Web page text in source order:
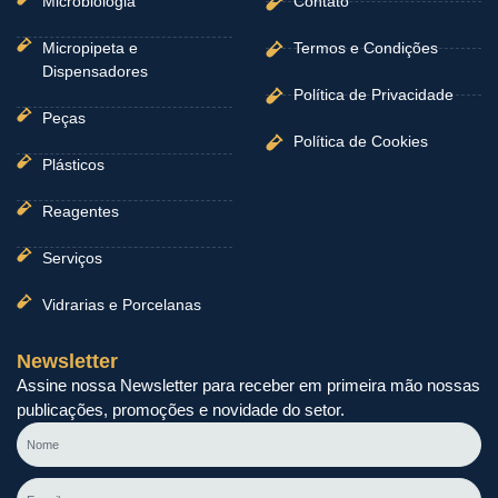
Micropipeta e
Dispensadores
Peças
Plásticos
Reagentes
Serviços
Vidrarias e Porcelanas
Termos e Condições
Política de Privacidade
Política de Cookies
Newsletter
Assine nossa Newsletter para receber em primeira mão nossas
publicações, promoções e novidade do setor.
Nome
E-